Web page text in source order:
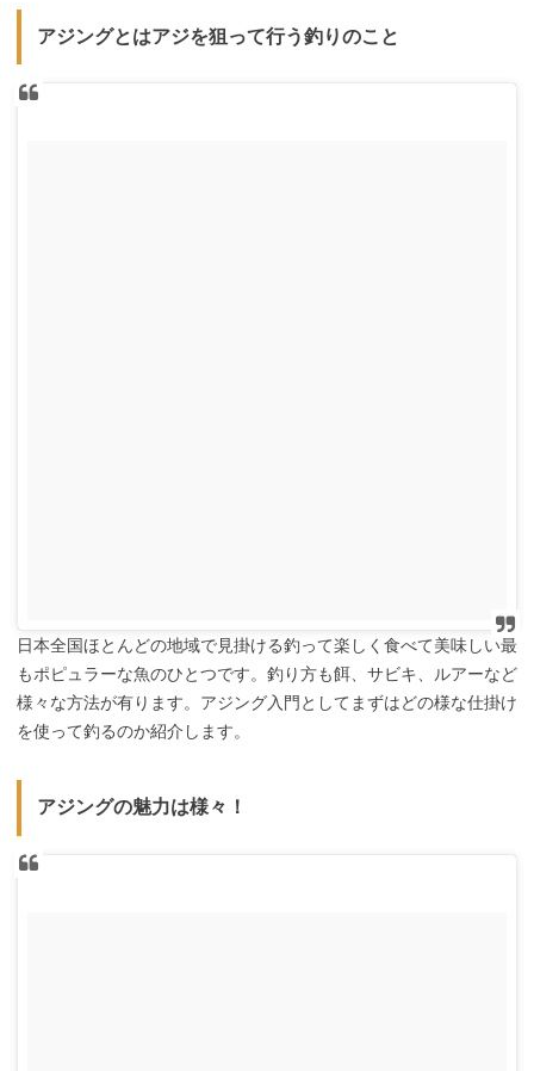
アジングとはアジを狙って行う釣りのこと
日本全国ほとんどの地域で見掛ける釣って楽しく食べて美味しい最
もポピュラーな魚のひとつです。釣り方も餌、サビキ、ルアーなど
様々な方法が有ります。アジング入門としてまずはどの様な仕掛け
を使って釣るのか紹介します。
アジングの魅力は様々！